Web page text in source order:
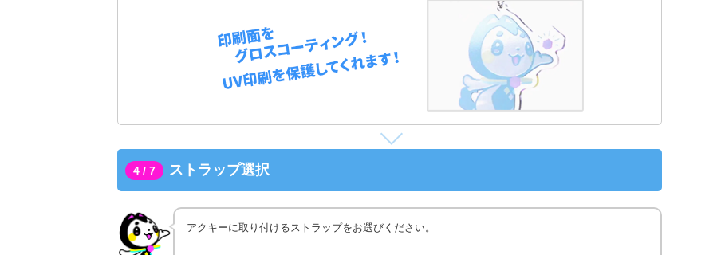
4 / 7 ストラップ選択
アクキーに取り付けるストラップをお選びください。